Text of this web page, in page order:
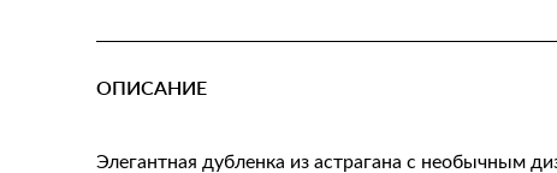
ОПИСАНИЕ
Элегантная дубленка из астрагана с необычным